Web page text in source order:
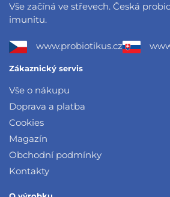
Vše začíná ve střevech. Česká
imunitu.
www.probiotikus.cz
Zákaznický servis
Vše o nákupu
Doprava a platba
Cookies
Magazín
Obchodní podmínky
Kontakty